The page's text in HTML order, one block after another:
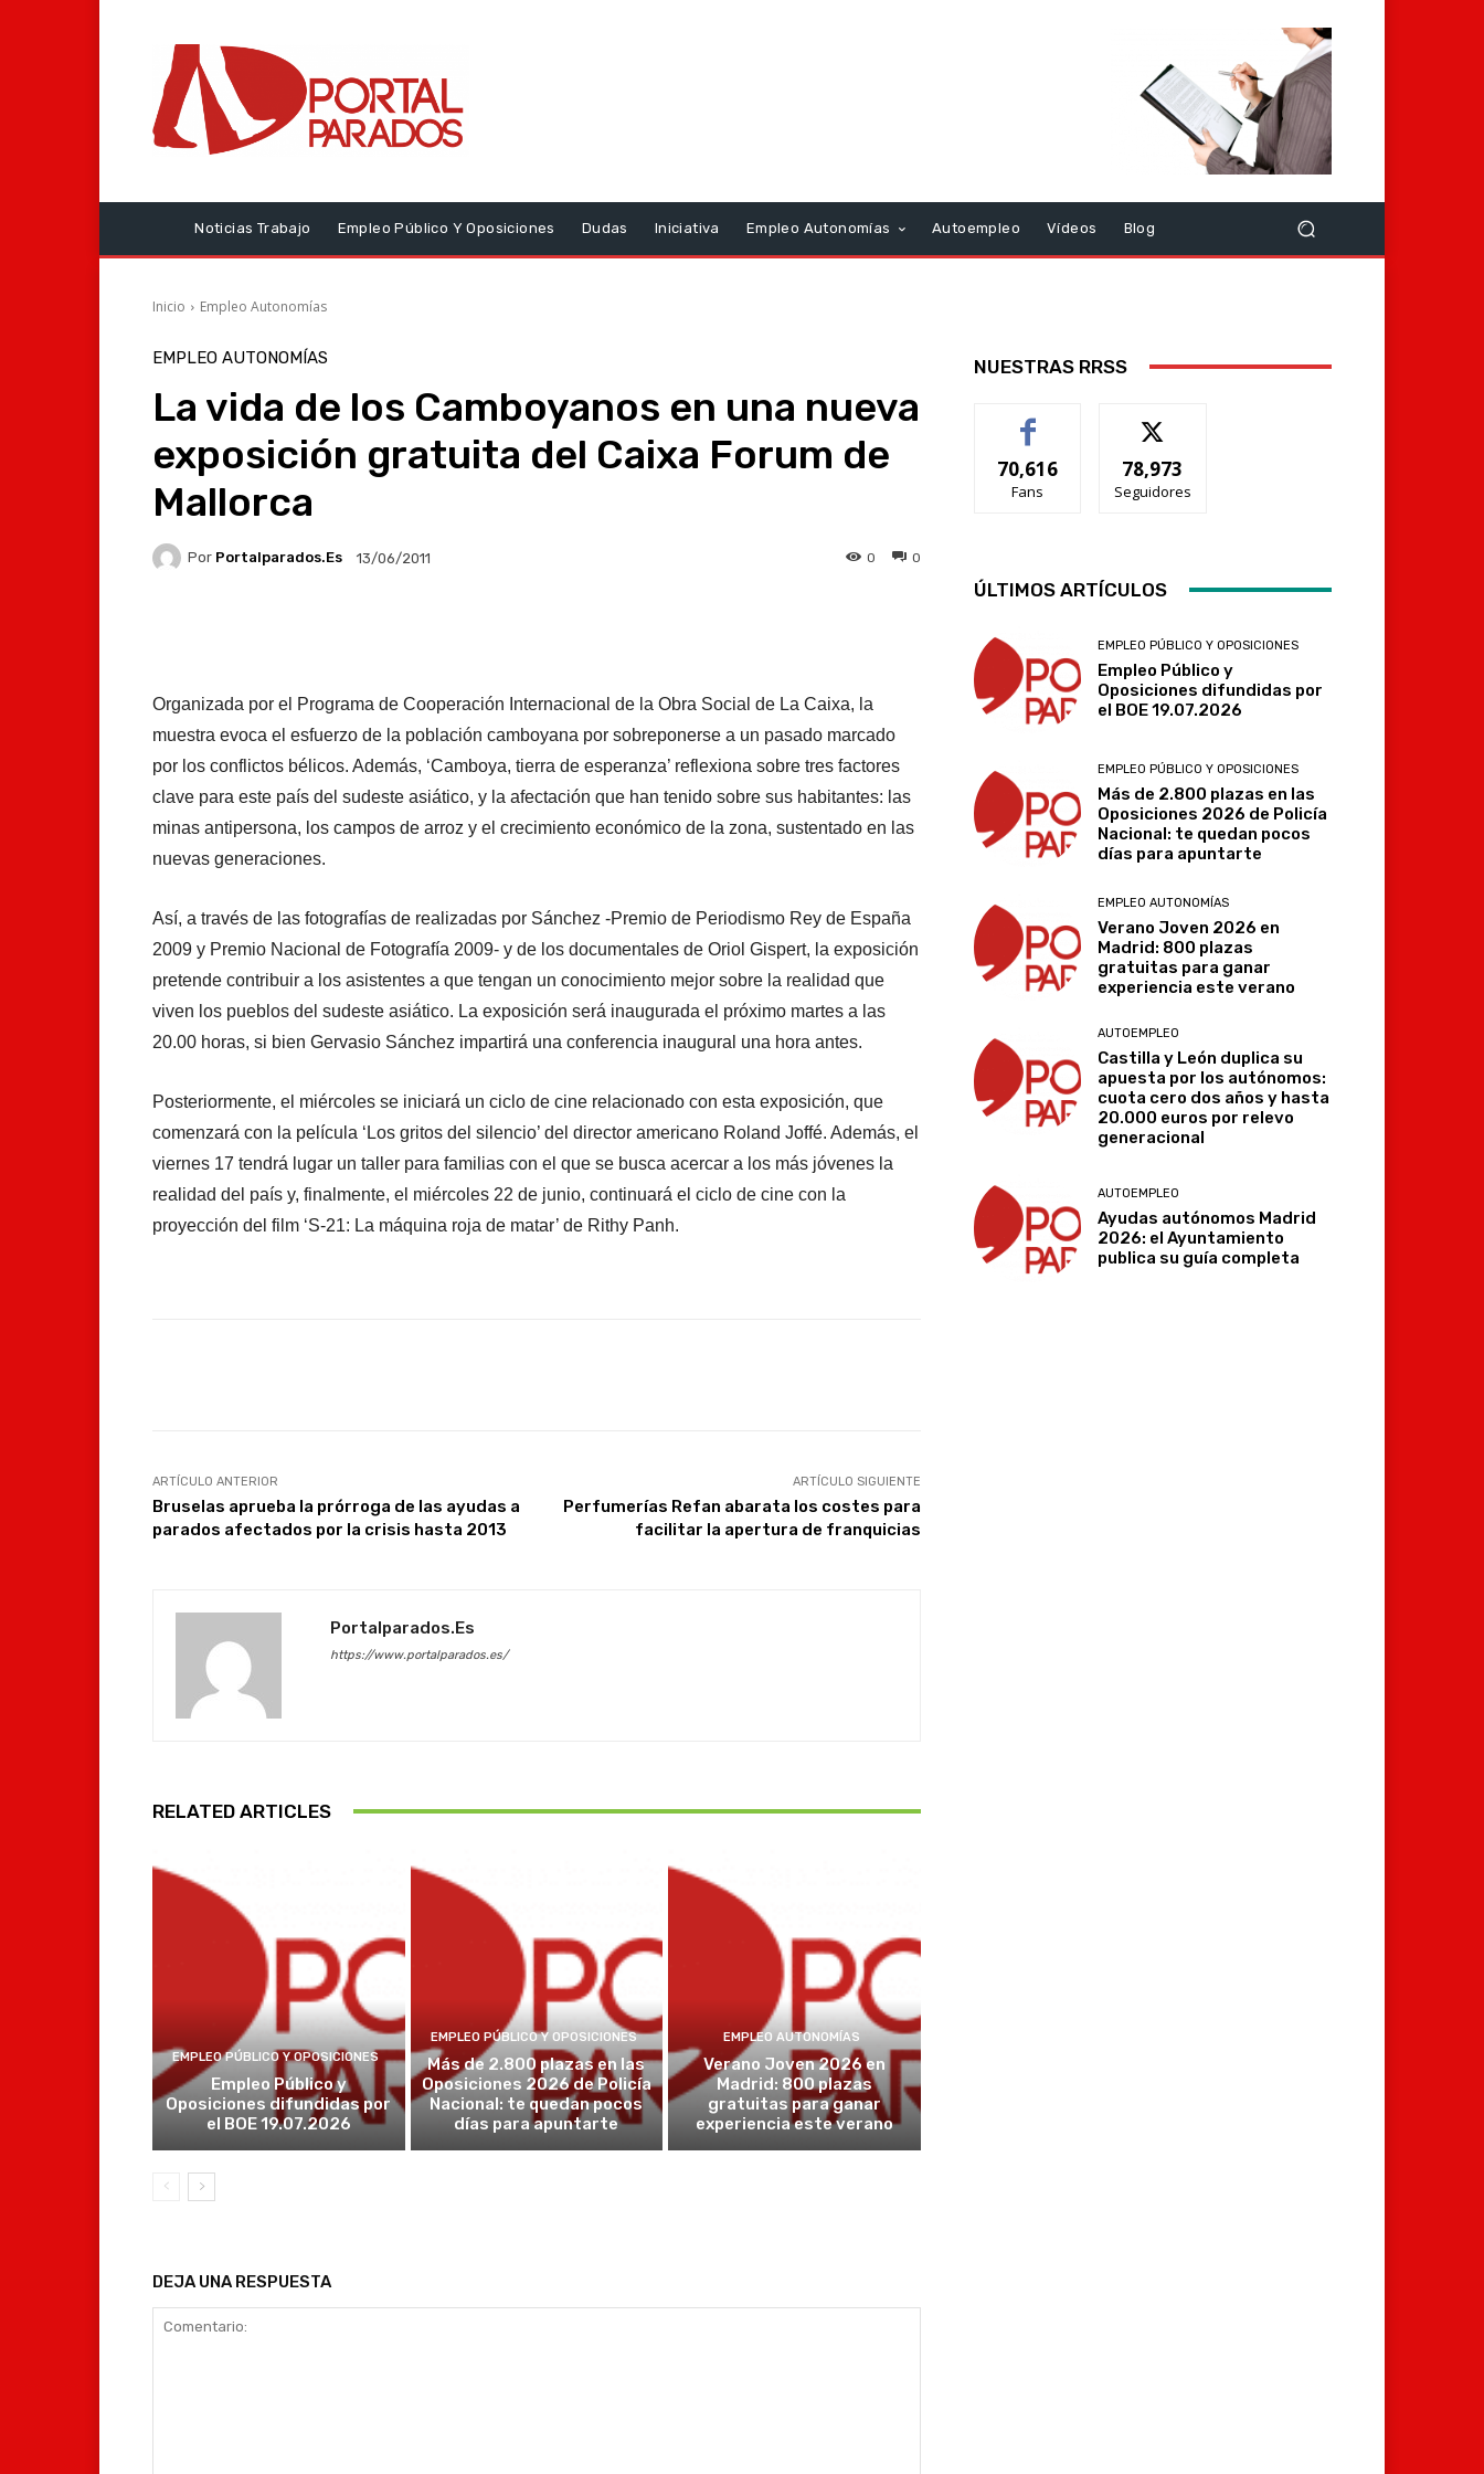
Noticias Trabajo Empleo Público Y Oposiciones Dudas Iniciativa Empleo Autonomías Autoempleo Vídeos Blog
Inicio Empleo Autonomías
EMPLEO AUTONOMÍAS
La vida de los Camboyanos en una nueva
exposición gratuita del Caixa Forum de
Mallorca
Por Portalparados.es 13/06/2011 0
0
Organizada por el Programa de Cooperación Internacional de la Obra Social de La Caixa, la
muestra evoca el esfuerzo de la población camboyana por sobreponerse a un pasado marcado
por los conflictos bélicos. Además, ‘Camboya, tierra de esperanza’ reflexiona sobre tres factores
clave para este país del sudeste asiático, y la afectación que han tenido sobre sus habitantes: las
minas antipersona, los campos de arroz y el crecimiento económico de la zona, sustentado en las
nuevas generaciones.
Así, a través de las fotografías de realizadas por Sánchez -Premio de Periodismo Rey de España
2009 y Premio Nacional de Fotografía 2009- y de los documentales de Oriol Gispert, la exposición
pretende contribuir a los asistentes a que tengan un conocimiento mejor sobre la realidad que
viven los pueblos del sudeste asiático. La exposición será inaugurada el próximo martes a las
20.00 horas, si bien Gervasio Sánchez impartirá una conferencia inaugural una hora antes.
Posteriormente, el miércoles se iniciará un ciclo de cine relacionado con esta exposición, que
comenzará con la película ‘Los gritos del silencio’ del director americano Roland Joffé. Además, el
viernes 17 tendrá lugar un taller para familias con el que se busca acercar a los más jóvenes la
realidad del país y, finalmente, el miércoles 22 de junio, continuará el ciclo de cine con la
proyección del film ‘S-21: La máquina roja de matar’ de Rithy Panh.
ARTÍCULO ANTERIOR
Bruselas aprueba la prórroga de las ayudas a
parados afectados por la crisis hasta 2013
ARTÍCULO SIGUIENTE
Perfumerías Refan abarata los costes para
facilitar la apertura de franquicias
Portalparados.es
https://www.portalparados.es/
RELATED ARTICLES
EMPLEO PÚBLICO Y OPOSICIONES
Empleo Público y
Oposiciones difundidas por
el BOE 19.07.2026
EMPLEO PÚBLICO Y OPOSICIONES
Más de 2.800 plazas en las
Oposiciones 2026 de Policía
Nacional: te quedan pocos
días para apuntarte
EMPLEO AUTONOMÍAS
Verano Joven 2026 en
Madrid: 800 plazas
gratuitas para ganar
experiencia este verano
DEJA UNA RESPUESTA
NUESTRAS RRSS
70,616
Fans
78,973
Seguidores
ÚLTIMOS ARTÍCULOS
EMPLEO PÚBLICO Y OPOSICIONES
Empleo Público y
Oposiciones difundidas por
el BOE 19.07.2026
EMPLEO PÚBLICO Y OPOSICIONES
Más de 2.800 plazas en las
Oposiciones 2026 de Policía
Nacional: te quedan pocos
días para apuntarte
EMPLEO AUTONOMÍAS
Verano Joven 2026 en
Madrid: 800 plazas
gratuitas para ganar
experiencia este verano
AUTOEMPLEO
Castilla y León duplica su
apuesta por los autónomos:
cuota cero dos años y hasta
20.000 euros por relevo
generacional
AUTOEMPLEO
Ayudas autónomos Madrid
2026: el Ayuntamiento
publica su guía completa